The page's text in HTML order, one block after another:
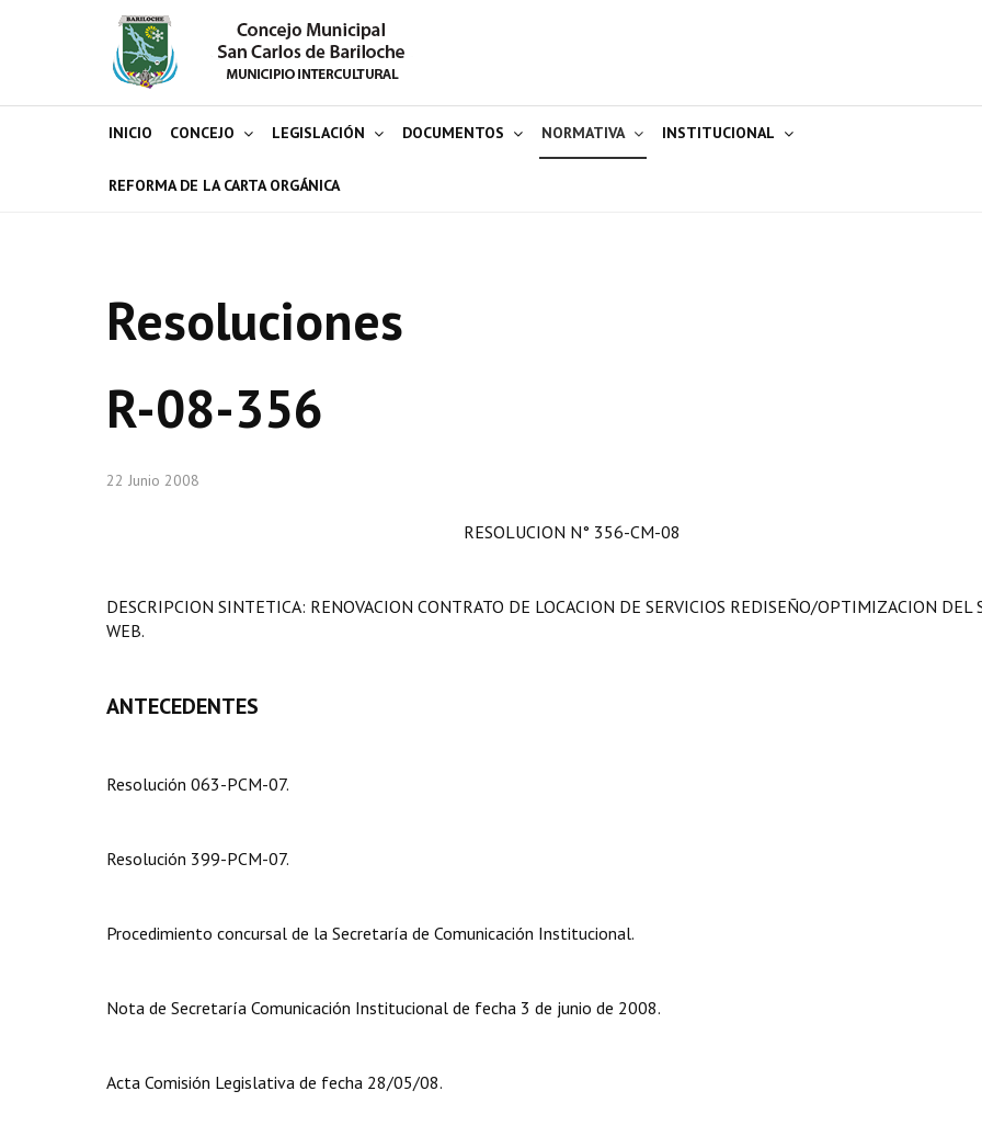
INICIO CONCEJO LEGISLACIÓN DOCUMENTOS NORMATIVA INSTITUCIONAL
REFORMA DE LA CARTA ORGÁNICA
Resoluciones
R-08-356
22 Junio 2008
RESOLUCION N° 356-CM-08
DESCRIPCION SINTETICA: RENOVACION CONTRATO DE LOCACION DE SERVICIOS REDISEÑO/OPTIMIZACION DEL
WEB.
ANTECEDENTES
Resolución 063-PCM-07.
Resolución 399-PCM-07.
Procedimiento concursal de la Secretaría de Comunicación Institucional.
Nota de Secretaría Comunicación Institucional de fecha 3 de junio de 2008.
Acta Comisión Legislativa de fecha 28/05/08.